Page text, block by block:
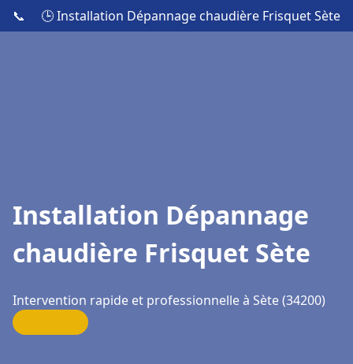
📞 🕒 Installation Dépannage chaudière Frisquet Sète
Installation Dépannage
chaudière Frisquet Sète
Intervention rapide et professionnelle à Sète (34200)